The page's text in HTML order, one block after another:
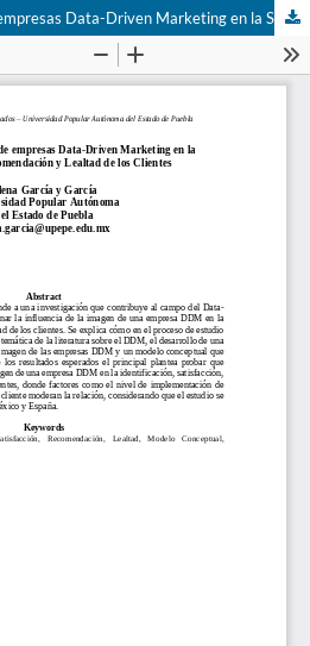
Impacto de la Imagen de empresas Data-Driven Marketing en la Satisfacción, Recomendación y Lealtad de los Clientes